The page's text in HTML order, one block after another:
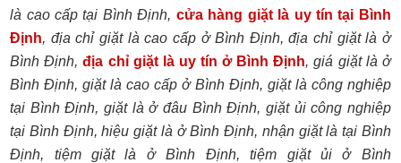
là cao cấp tại Bình Định, cửa hàng giặt là uy tín tại Bình
Định, địa chỉ giặt là cao cấp ở Bình Định, địa chỉ giặt là ở
Bình Định,địa chỉ giặt là uy tín ở Bình Định, giá giặt là ở
Bình Định, giặt là cao cấp ở Bình Định, giặt là công nghiệp
tại Bình Định, giặt là ở đâu Bình Định, giặt ủi công nghiệp
tại Bình Định, hiệu giặt là ở Bình Định, nhận giặt là tại Bình
Định, tiệm giặt là ở Bình Định, tiệm giặt ủi ở Bình